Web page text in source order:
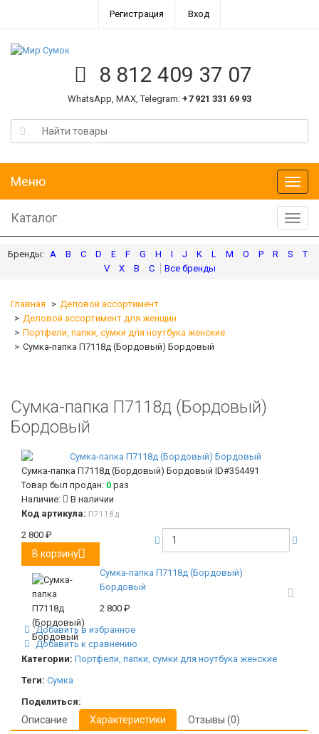
Регистрация Вход
8 812 409 37 07
WhatsApp, MAX, Telegram: +7 921 331 69 93
Меню
Меню
Каталог
A B C D E F G H I J K L M O P R S
T
V
X В С
Главная
Деловой ассортимент
Деловой ассортимент для женщин
Портфели, папки, сумки для ноутбука женские
Сумка-папка П7118д (Бордовый) Бордовый
Сумка-папка П7118д (Бордовый)
Бордовый
Сумка-папка П7118д (Бордовый) Бордовый ID#354491
Товар был продан: 0 раз
Наличие:
В наличии
Код артикула: П7118д
2 800 ₽
В корзину
Сумка-папка П7118д (Бордовый)
Бордовый
2 800 ₽
Добавить в избранное
Добавить к сравнению
Категории: Портфели, папки, сумки для ноутбука женские
Теги: Сумка
Поделиться:
Описание Характеристики Отзывы (0)